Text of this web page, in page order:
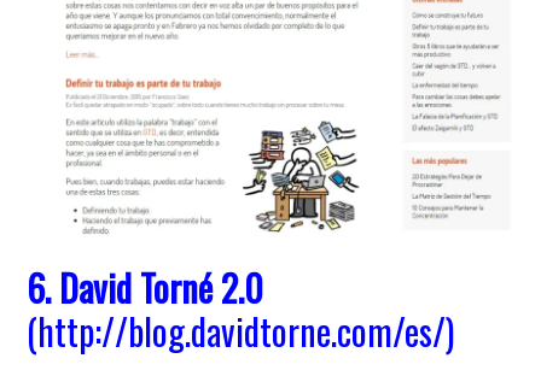
6.David Torné 2.0
(http://blog.davidtorne.com/es/)